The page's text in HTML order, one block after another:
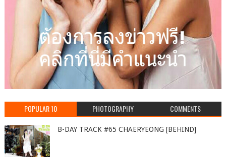
POPULAR 10 PHOTOGRAPHY COMMENTS
B-DAY TRACK #65 CHAERYEONG [BEHIND]